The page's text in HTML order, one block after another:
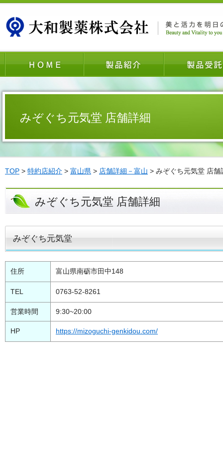
みぞぐち元気堂 店舗詳細
TOP > 特約店紹介 > 富山県 > 店舗詳細－富山 > みぞぐち元気堂 店舗
みぞぐち元気堂 店舗詳細
みぞぐち元気堂
住所 富山県南砺市田中148
TEL 0763-52-8261
営業時間 9:30~20:00
HP https://mizoguchi-genkidou.com/